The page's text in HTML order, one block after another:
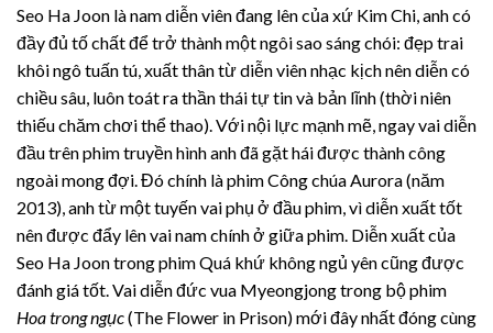
Seo Ha Joon là nam diễn viên đang lên của xứ Kim Chi, anh có
đầy đủ tố chất để trở thành một ngôi sao sáng chói: đẹp trai
khôi ngô tuấn tú, xuất thân từ diễn viên nhạc kịch nên diễn có
chiều sâu, luôn toát ra thần thái tự tin và bản lĩnh (thời niên
thiếu chăm chơi thể thao). Với nội lực mạnh mẽ, ngay vai diễn
đầu trên phim truyền hình anh đã gặt hái được thành công
ngoài mong đợi. Đó chính là phim Công chúa Aurora (năm
2013), anh từ một tuyến vai phụ ở đầu phim, vì diễn xuất tốt
nên được đẩy lên vai nam chính ở giữa phim. Diễn xuất của
Seo Ha Joon trong phim Quá khứ không ngủ yên cũng được
đánh giá tốt. Vai diễn đức vua Myeongjong trong bộ phim
Hoa trong ngục(The Flower in Prison) mới đây nhất đóng cùng